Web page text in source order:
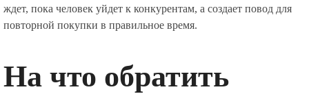
ждет, пока человек уйдет к конкурентам, а создает повод для
повторной покупки в правильное время.
На что обратить